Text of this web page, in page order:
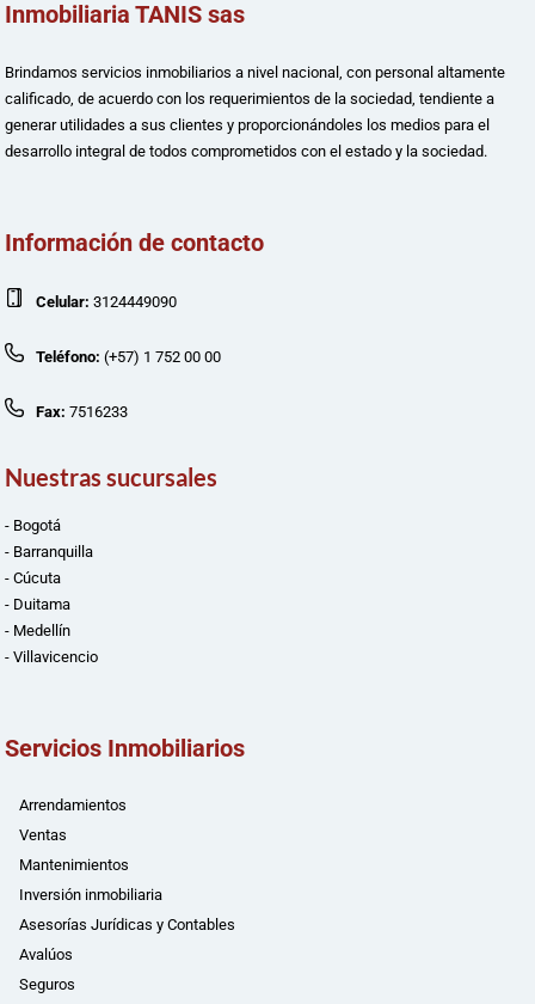
Inmobiliaria TANIS sas
Brindamos servicios inmobiliarios a nivel nacional, con personal altamente
calificado, de acuerdo con los requerimientos de la sociedad, tendiente a
generar utilidades a sus clientes y proporcionándoles los medios para el
desarrollo integral de todos comprometidos con el estado y la sociedad.
Información de contacto
Celular: 3124449090
Teléfono: (+57) 1 752 00 00
Fax: 7516233
Nuestras sucursales
- Bogotá
- Barranquilla
- Cúcuta
- Duitama
- Medellín
- Villavicencio
Servicios Inmobiliarios
Arrendamientos
Ventas
Mantenimientos
Inversión inmobiliaria
Asesorías Jurídicas y Contables
Avalúos
Seguros